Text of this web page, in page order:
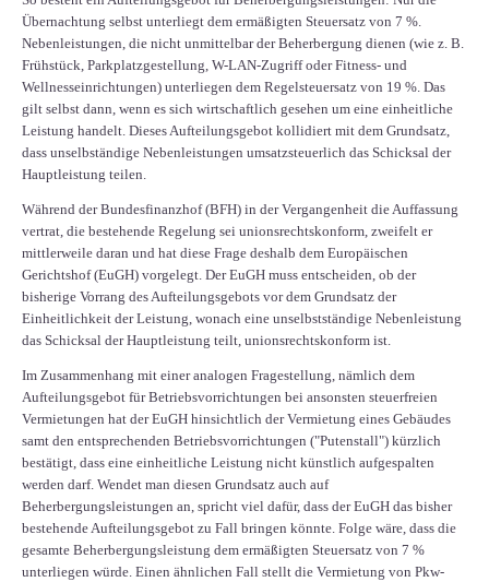
Übernachtung selbst unterliegt dem ermäßigten Steuersatz von 7 %.
Nebenleistungen, die nicht unmittelbar der Beherbergung dienen (wie z. B.
Frühstück, Parkplatzgestellung, W-LAN-Zugriff oder Fitness- und
Wellnesseinrichtungen) unterliegen dem Regelsteuersatz von 19 %. Das
gilt selbst dann, wenn es sich wirtschaftlich gesehen um eine einheitliche
Leistung handelt. Dieses Aufteilungsgebot kollidiert mit dem Grundsatz,
dass unselbständige Nebenleistungen umsatzsteuerlich das Schicksal der
Hauptleistung teilen.
Während der Bundesfinanzhof (BFH) in der Vergangenheit die Auffassung
vertrat, die bestehende Regelung sei unionsrechtskonform, zweifelt er
mittlerweile daran und hat diese Frage deshalb dem Europäischen
Gerichtshof (EuGH) vorgelegt. Der EuGH muss entscheiden, ob der
bisherige Vorrang des Aufteilungsgebots vor dem Grundsatz der
Einheitlichkeit der Leistung, wonach eine unselbstständige Nebenleistung
das Schicksal der Hauptleistung teilt, unionsrechtskonform ist.
Im Zusammenhang mit einer analogen Fragestellung, nämlich dem
Aufteilungsgebot für Betriebsvorrichtungen bei ansonsten steuerfreien
Vermietungen hat der EuGH hinsichtlich der Vermietung eines Gebäudes
samt den entsprechenden Betriebsvorrichtungen ("Putenstall") kürzlich
bestätigt, dass eine einheitliche Leistung nicht künstlich aufgespalten
werden darf. Wendet man diesen Grundsatz auch auf
Beherbergungsleistungen an, spricht viel dafür, dass der EuGH das bisher
bestehende Aufteilungsgebot zu Fall bringen könnte. Folge wäre, dass die
gesamte Beherbergungsleistung dem ermäßigten Steuersatz von 7 %
unterliegen würde. Einen ähnlichen Fall stellt die Vermietung von Pkw-